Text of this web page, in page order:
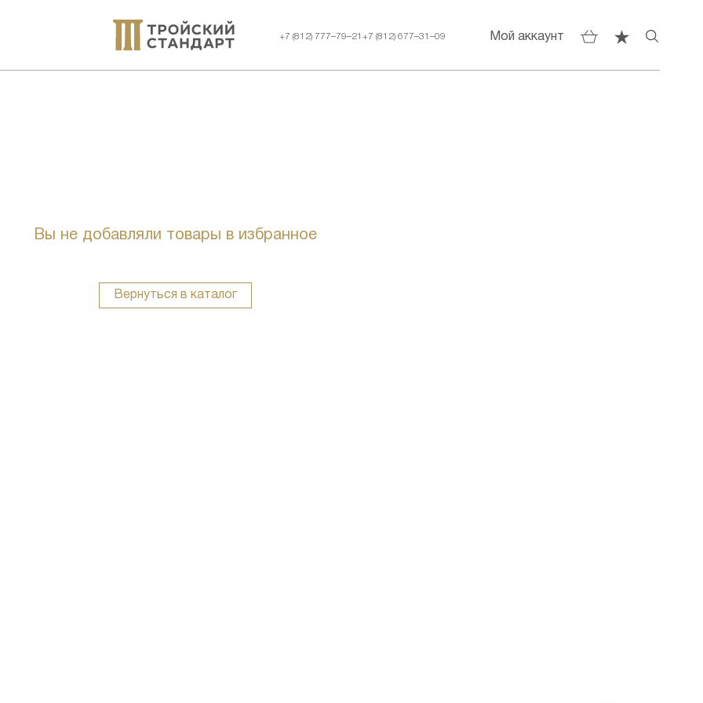
+7 (812) 777–79–21+7 (812) 677–31–09 Мой аккаунт
Вы не добавляли товары в избранное
Вернуться в каталог